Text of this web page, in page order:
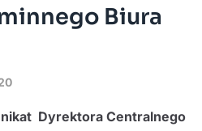
Biura
Dyrektora Centralnego